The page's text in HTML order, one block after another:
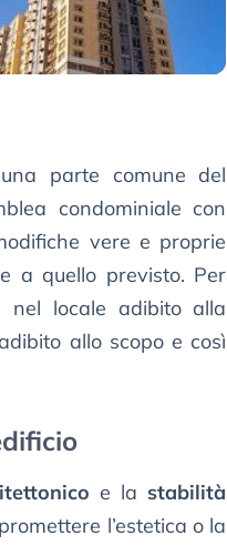
parte comune del
condominiale con
vere e proprie
a quello previsto. Per
nel locale adibito alla
allo scopo e così
e la stabilità
l’estetica o la